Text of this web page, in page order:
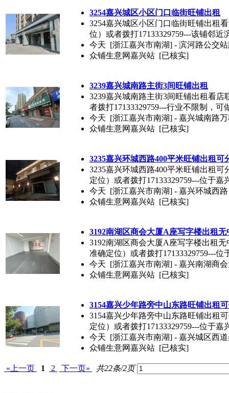
3254嘉兴城区小区门口临街旺铺出租
3254嘉兴城区小区门口临街旺铺出租
位）或者拨打17133329759---该铺邻近
今天 [浙江嘉兴市南湖] - 滨河路公交站
众铺生意网嘉兴站 [已核实]
3239嘉兴城南路主街3间旺铺出租
3239嘉兴城南路主街3间旺铺出租看店
者拨打17133329759---行业不限制，可
今天 [浙江嘉兴市南湖] - 嘉兴城南路
众铺生意网嘉兴站 [已核实]
3235嘉兴环城西路400平米旺铺出租可
3235嘉兴环城西路400平米旺铺出租
定位）或者拨打17133329759---位于嘉
今天 [浙江嘉兴市南湖] - 嘉兴环城西
众铺生意网嘉兴站 [已核实]
3192南湖区商会大厦A座写字楼出租无
3192南湖区商会大厦A座写字楼出租
准确定位）或者拨打17133329759---位
今天 [浙江嘉兴市南湖] - 嘉兴南湖商
众铺生意网嘉兴站 [已核实]
3154嘉兴少年路旁中山东路旺铺出租
3154嘉兴少年路旁中山东路旺铺出租
定位）或者拨打17133329759---位于嘉
今天 [浙江嘉兴市南湖] - 嘉兴城区西
众铺生意网嘉兴站 [已核实]
«上一页 1 2 下一页» 共22条/2页